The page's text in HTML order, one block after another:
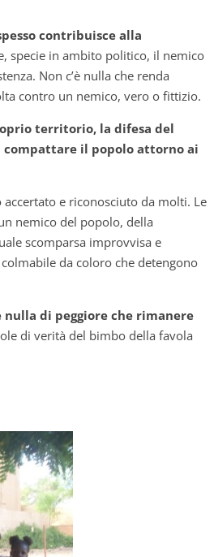
contribuisce alla
specie in ambito politico, il nemico
Non c’è nulla che renda
contro un nemico, vero o fittizio.
territorio, la difesa del
compattare il popolo attorno ai
e riconosciuto da molti. Le
nemico del popolo, della
scomparsa improvvisa e
da coloro che detengono
di peggiore che rimanere
di verità del bimbo della favola